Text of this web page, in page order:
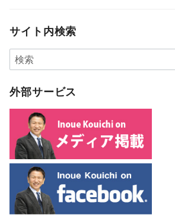
サイト内検索
外部サービス